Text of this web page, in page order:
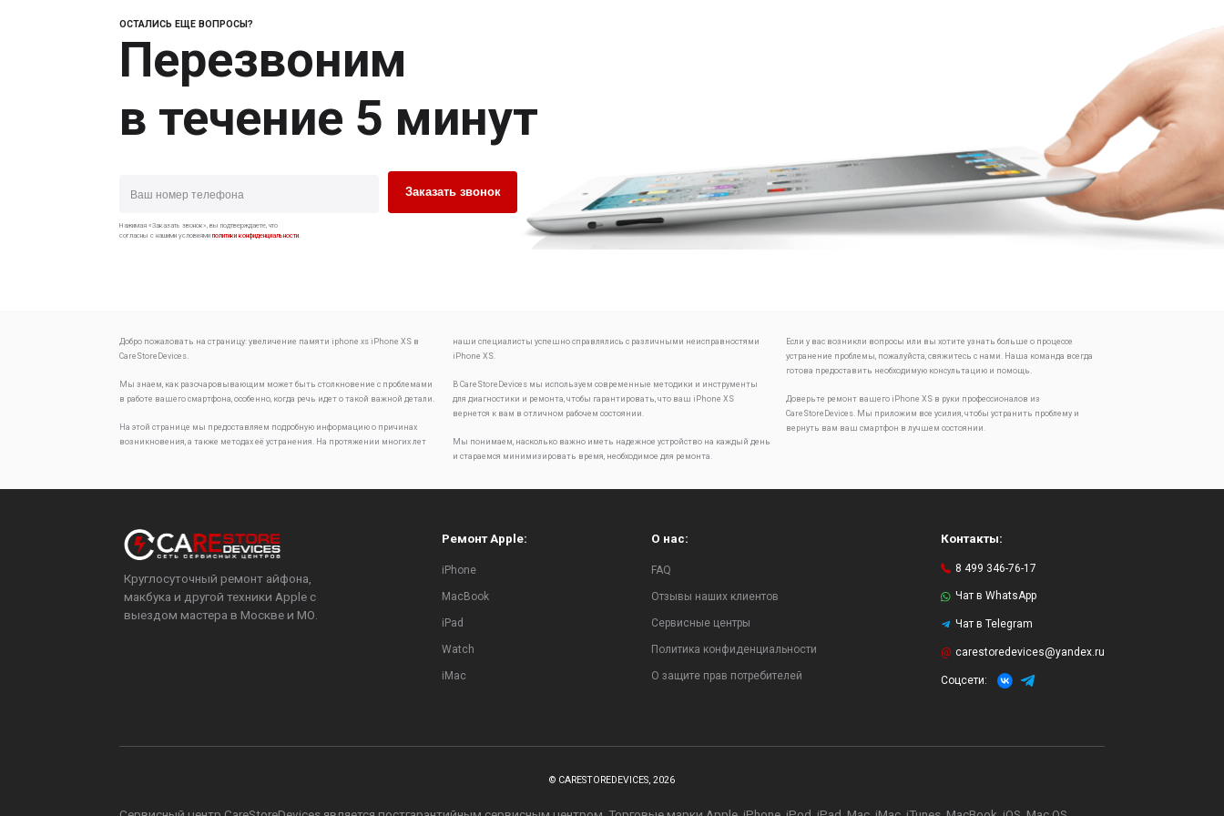
ОСТАЛИСЬ ЕЩЕ ВОПРОСЫ?
Перезвоним
в течение 5 минут
Заказать звонок
Нажимая «Заказать звонок», вы подтверждаете, что
согласны с нашими условиямиполитики конфиденциальности
Добро пожаловать на страницу:увеличение памяти iphone xs iPhone XS в
CareStoreDevices.
Мы знаем, как разочаровывающим может быть столкновение с проблемами
в работе вашего смартфона, особенно, когда речь идет о такой важной детали.
На этой странице мы предоставляем подробную информацию о причинах
возникновения, а также методах её устранения. На протяжении многих лет
наши специалисты успешно справлялись с различными неисправностями
iPhone XS.
В CareStoreDevices мы используем современные методики и инструменты
для диагностики и ремонта, чтобы гарантировать, что ваш iPhone XS
вернется к вам в отличном рабочем состоянии.
Мы понимаем, насколько важно иметь надежное устройство на каждый день
и стараемся минимизировать время, необходимое для ремонта.
Если у вас возникли вопросы или вы хотите узнать больше о процессе
устранение проблемы, пожалуйста, свяжитесь с нами. Наша команда всегда
готова предоставить необходимую консультацию и помощь.
Доверьте ремонт вашего iPhone XS в руки профессионалов из
CareStoreDevices. Мы приложим все усилия, чтобы устранить проблему и
вернуть вам ваш смартфон в лучшем состоянии.
Круглосуточный ремонт айфона,
макбука и другой техники Apple с
выездом мастера в Москве и МО.
Ремонт Apple:
iPhone
MacBook
iPad
Watch
iMac
О нас:
FAQ
Отзывы наших клиентов
Сервисные центры
Политика конфиденциальности
О защите прав потребителей
Контакты:
8 499 346-76-17
Чат в WhatsApp
Чат в Telegram
carestoredevices@yandex.ru
Соцсети:
© CARESTOREDEVICES, 2026